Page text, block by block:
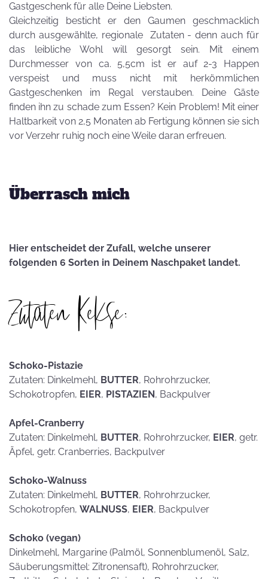
Gastgeschenk für alle Deine Liebsten.
Gleichzeitig besticht er den Gaumen geschmacklich
durch ausgewählte, regionale Zutaten - denn auch für
das leibliche Wohl will gesorgt sein. Mit einem
Durchmesser von ca. 5,5cm ist er auf 2-3 Happen
verspeist und muss nicht mit herkömmlichen
Gastgeschenken im Regal verstauben. Deine Gäste
finden ihn zu schade zum Essen? Kein Problem! Mit einer
Haltbarkeit von 2,5 Monaten ab Fertigung können sie sich
vor Verzehr ruhig noch eine Weile daran erfreuen.
Überrasch mich
Hier entscheidet der Zufall, welche unserer
folgenden 6 Sorten in Deinem Naschpaket landet.
Zutaten Kekse:
Schoko-Pistazie
Zutaten: Dinkelmehl, BUTTER, Rohrohrzucker,
Schokotropfen, EIER, PISTAZIEN, Backpulver
Apfel-Cranberry
Zutaten: Dinkelmehl, BUTTER, Rohrohrzucker, EIER, getr.
Äpfel, getr. Cranberries, Backpulver
Schoko-Walnuss
Zutaten: Dinkelmehl, BUTTER, Rohrohrzucker,
Schokotropfen, WALNUSS, EIER, Backpulver
Schoko (vegan)
Dinkelmehl, Margarine (Palmöl, Sonnenblumenöl, Salz,
Säuberungsmittel: Zitronensaft), Rohrohrzucker,